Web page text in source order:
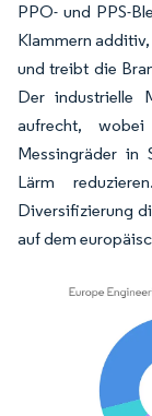
PPO- und PPS-
Klammern
und treibt die
Der industrielle
aufrecht, wobei
Messingräder in
Lärm
Diversifizierung
auf dem